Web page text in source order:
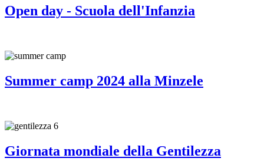
Open day - Scuola dell'Infanzia
Summer camp 2024 alla Minzele
Giornata mondiale della Gentilezza